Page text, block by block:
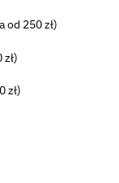
od 250 zł)
zł)